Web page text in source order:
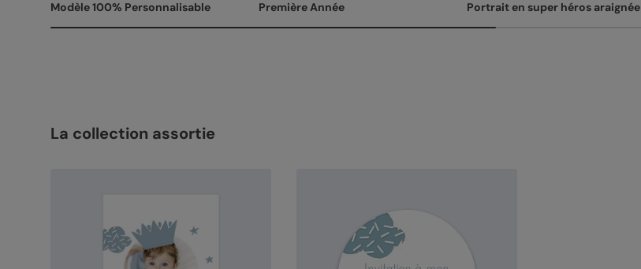
Modèle 100% Personnalisable Première Année Portrait en super héros araignée
La collection assortie